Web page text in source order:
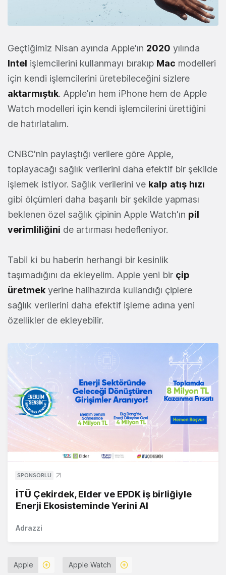
Geçtiğimiz Nisan ayında Apple'ın 2020 yılında
Intel işlemcilerini kullanmayı bırakıp Mac modelleri
için kendi işlemcilerini üretebileceğini sizlere
aktarmıştık. Apple'ın hem iPhone hem de Apple
Watch modelleri için kendi işlemcilerini ürettiğini
de hatırlatalım.
CNBC'nin paylaştığı verilere göre Apple,
toplayacağı sağlık verilerini daha efektif bir şekilde
işlemek istiyor. Sağlık verilerini ve kalp atış hızı
gibi ölçümleri daha başarılı bir şekilde yapması
beklenen özel sağlık çipinin Apple Watch'ın pil
verimliliğini de artırması hedefleniyor.
Tabii ki bu haberin herhangi bir kesinlik
taşımadığını da ekleyelim. Apple yeni bir çip
üretmek yerine halihazırda kullandığı çiplere
sağlık verilerini daha efektif işleme adına yeni
özellikler de ekleyebilir.
SPONSORLU
İTÜ Çekirdek, Elder ve EPDK iş birliğiyle
Enerji Ekosisteminde Yerini Al
Adrazzi
Apple Apple Watch